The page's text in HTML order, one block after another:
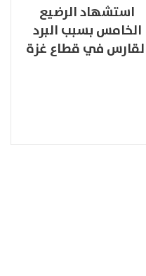
استشهاد الرضيع
الخامس بسبب البرد
في قطاع غزة